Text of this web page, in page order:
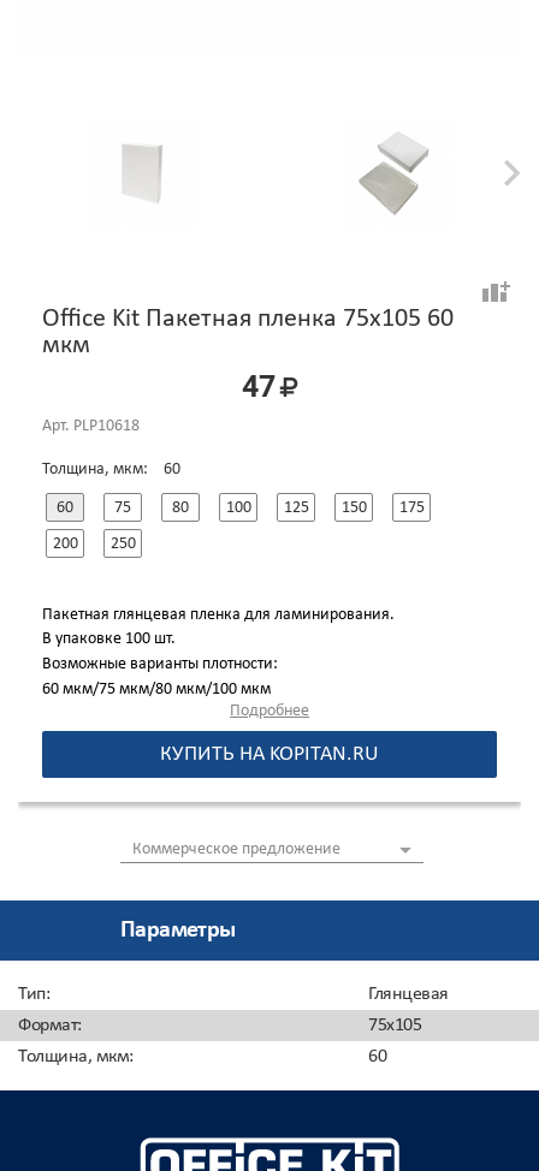
Office Kit Пакетная пленка 75x105 60
мкм
47
Арт. PLP10618
Толщина, мкм: 60
60 75 80 100 125 150
175
200
250
Пакетная глянцевая пленка для ламинирования.
В упаковке 100 шт.
Возможные варианты плотности:
60 мкм/75 мкм/80 мкм/100 мкм
125 мкм/150 мкм/175 мкм
*Внешний вид изделия, может отличаться от иллюстраций,
Подробнее
КУПИТЬ НА KOPITAN.RU
Коммерческое предложение
Параметры
Тип:
Глянцевая
Формат:
75х105
Толщина, мкм: 60